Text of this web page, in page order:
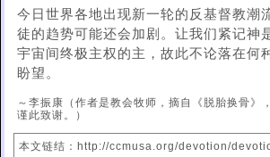
今日世界各地出现新一轮的反基督教潮
徒的趋势可能还会加剧。让我们紧记神
宇宙间终极主权的主，故此不论落在何
盼望。
～李振康（作者是教会牧师，摘自《脱胎换骨》
谨此致谢。）
本文链结：http://ccmusa.org/devotion/